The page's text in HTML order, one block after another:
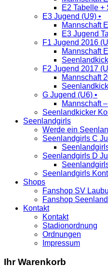
E2 Tabelle +
E3 Jugend (U9) •
Mannschaft
E3 Jugend
F1 Jugend 2016
Mannschaft
F2 Jugend 2017
Mannschaft
G Jugend (U6) •
Mannschaft
Seenlandkicker
Seenlandgirls
Werde ein
Seenlandgirls C
Seenlandgirls D
Seenlandgirls
Shops
Fanshop SV
Fanshop
Kontakt
Kontakt
Stadionordnung
Ordnungen
Impressum
Ihr Warenkorb